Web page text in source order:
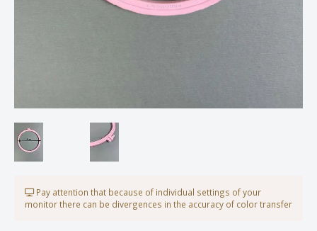
Pay attention that because of individual settings of your
monitor there can be divergences in the accuracy of color transfer